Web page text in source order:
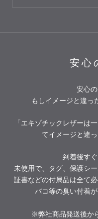
安心
安心
もしイメージと違っ
「エキゾチックレザーは
てイメージと違
到着後す
未使用で、タグ、保護シ
証書などの付属品は全て
バコ等の臭い付着
※弊社商品発送後か